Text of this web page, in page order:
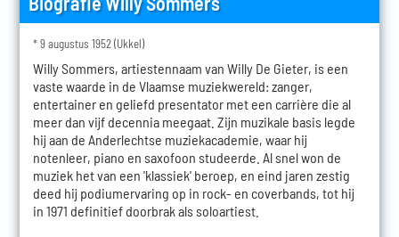
* 9 augustus 1952 (Ukkel)
Willy Sommers, artiestennaam van Willy De Gieter, is een
vaste waarde in de Vlaamse muziekwereld: zanger,
entertainer en geliefd presentator met een carrière die al
meer dan vijf decennia meegaat. Zijn muzikale basis legde
hij aan de Anderlechtse muziekacademie, waar hij
notenleer, piano en saxofoon studeerde. Al snel won de
muziek het van een 'klassiek' beroep, en eind jaren zestig
deed hij podiumervaring op in rock- en coverbands, tot hij
in 1971 definitief doorbrak als soloartiest.